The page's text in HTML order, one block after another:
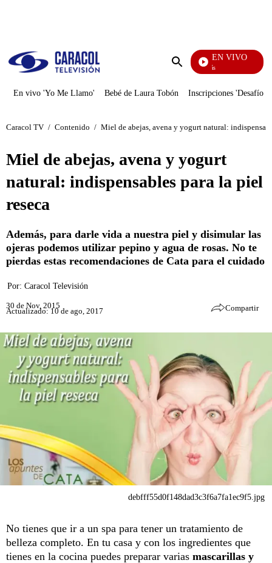
Enviar
EN VIVO
También Caerás
En vivo 'Yo Me Llamo' Bebé de Laura Tobón Inscripciones 'Desafío'
Caracol TV / Contenido / Miel de abejas, avena y yogurt natural:
Miel de abejas, avena y yogurt
natural: indispensables para la piel
reseca
Además, para darle vida a nuestra piel y disimular las
ojeras podemos utilizar pepino y agua de rosas. No te
pierdas estas recomendaciones de Cata para el cuidado
Por: Caracol Televisión
30 de Nov, 2015
Actualizado: 10 de ago, 2017 Compartir
debfff55d0f148dad3c3f6a7fa1ec9f5.jpg
No tienes que ir a un spa para tener un tratamiento de
belleza completo. En tu casa y con los ingredientes que
tienes en la cocina puedes preparar varias mascarillas y